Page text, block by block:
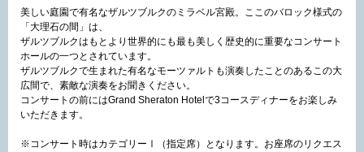
美しい庭園で有名なザルツブルクのミラベル宮殿。ここのバロック様式の
「大理石の間」は、
ザルツブルクはもとより世界的にも最も美しく歴史的に重要なコンサート
ホールの一つとされています。
ザルツブルクで生まれた有名なモーツァルトも演奏したことのあるこの大
広間で、素敵な演奏をお聞きください。
コンサートの前にはGrand Sheraton Hotelで3コースディナーをお楽しみ
いただきます。
※コンサート時はカテゴリーⅠ（指定席）となります。お座席のリクエス